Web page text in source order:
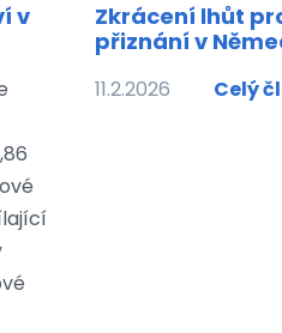
v
Zkrácení lhůt
přiznání v
11.2.2026 Celý